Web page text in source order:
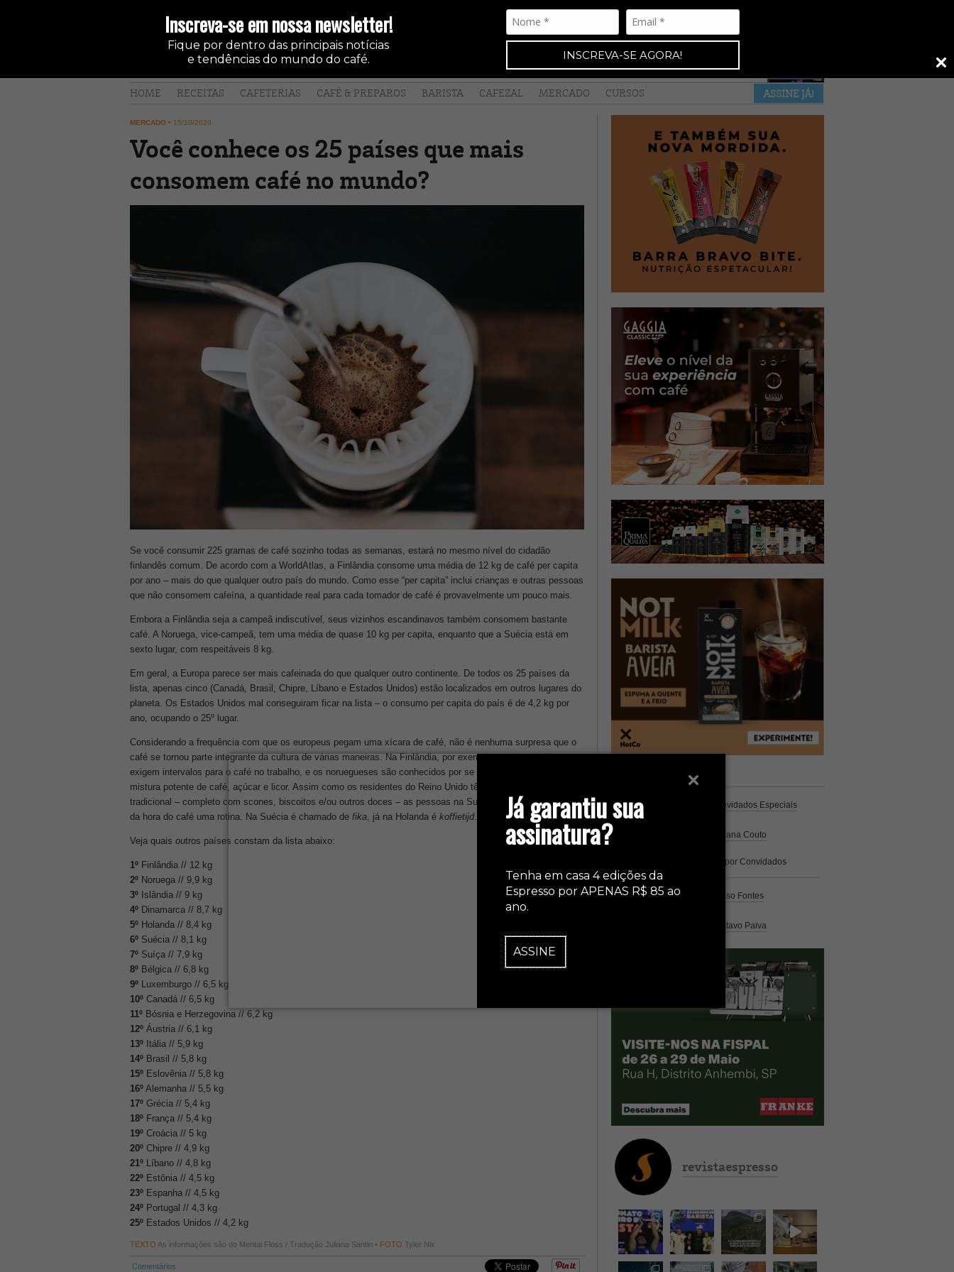
Já garantiu sua
assinatura?
Tenha em casa 4 edições da
Espresso por APENAS R$ 85 ao
ano.
ASSINE
Inscreva-se em nossa newsletter!
Fique por dentro das principais notícias
e tendências do mundo do café.
INSCREVA-SE AGORA!
•NAS BANCAS
HOME RECEITAS CAFETERIAS CAFÉ & PREPAROS BARISTA CAFEZAL MERCADO ASSINE JÁ!
CURSOS
MERCADO • 15/10/2020
Você conhece os 25 países que mais
consomem café no mundo?
Se você consumir 225 gramas de café sozinho todas as semanas, estará no mesmo nível do cidadão
finlandês comum. De acordo com a WorldAtlas, a Finlândia consome uma média de 12 kg de café per capita
por ano – mais do que qualquer outro país do mundo. Como esse “per capita” inclui crianças e outras pessoas
que não consomem cafeína, a quantidade real para cada tomador de café é provavelmente um pouco mais.
Embora a Finlândia seja a campeã indiscutível, seus vizinhos escandinavos também consomem bastante
café. A Noruega, vice-campeã, tem uma média de quase 10 kg per capita, enquanto que a Suécia está em
sexto lugar, com respeitáveis ​​8 kg.
Em geral, a Europa parece ser mais cafeinada do que qualquer outro continente. De todos os 25 países da
lista, apenas cinco (Canadá, Brasil, Chipre, Líbano e Estados Unidos) estão localizados em outros lugares do
planeta. Os Estados Unidos mal conseguiram ficar na lista – o consumo per capita do país é de 4,2 kg por
ano, ocupando o 25º lugar.
Considerando a frequência com que os europeus pegam uma xícara de café, não é nenhuma surpresa que o
café se tornou parte integrante da cultura de várias maneiras. Na Finlândia, por exemplo, muitos sindicatos
exigem intervalos para o café no trabalho, e os noruegueses são conhecidos por se deliciar com o
mistura potente de café, açúcar e licor. Assim como os residentes do Reino Unido têm serviço de chá
tradicional – completo com scones, biscoitos e/ou outros doces – as pessoas na Suécia e na Holanda fazem
da hora do café uma rotina. Na Suécia é chamado de fika, já na Holanda é koffietijd.
Veja quais outros países constam da lista abaixo:
1º Finlândia // 12 kg
2º Noruega // 9,9 kg
3º Islândia // 9 kg
4º Dinamarca // 8,7 kg
5º Holanda // 8,4 kg
6º Suécia // 8,1 kg
7º Suíça // 7,9 kg
8º Bélgica // 6,8 kg
9º Luxemburgo // 6,5 kg
10º Canadá // 6,5 kg
11º Bósnia e Herzegovina // 6,2 kg
12º Áustria // 6,1 kg
13º Itália // 5,9 kg
14º Brasil // 5,8 kg
15º Eslovênia // 5,8 kg
16º Alemanha // 5,5 kg
17º Grécia // 5,4 kg
18º França // 5,4 kg
19º Croácia // 5 kg
20º Chipre // 4,9 kg
21º Líbano // 4,8 kg
22º Estônia // 4,5 kg
23º Espanha // 4,5 kg
24º Portugal // 4,3 kg
25º Estados Unidos // 4,2 kg
TEXTO As informações são do Mental Floss / Tradução Juliana Santin • FOTO Tyler Nix
Comentários
Espresso
Coluna Café por Convidados Especiais
por Cristiana Couto
por Convidados
Especiais
Análisepor Caio Alonso Fontes
por Gustavo Paiva
revistaespresso